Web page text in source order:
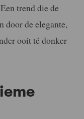
trend die de
door de elegante,
ooit té donker